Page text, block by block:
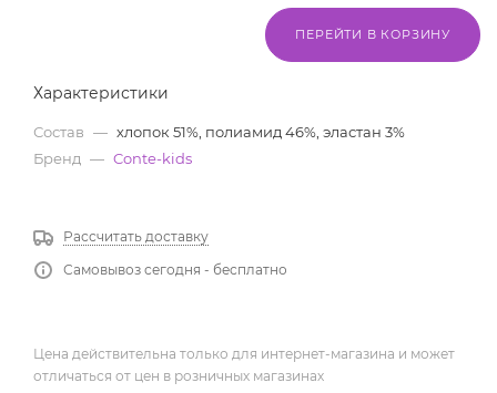
ПЕРЕЙТИ В КОРЗИНУ
Характеристики
Состав — хлопок 51%, полиамид 46%, эластан 3%
Бренд — Conte-kids
Рассчитать доставку
Самовывоз сегодня - бесплатно
Цена действительна только для интернет-магазина и может
отличаться от цен в розничных магазинах